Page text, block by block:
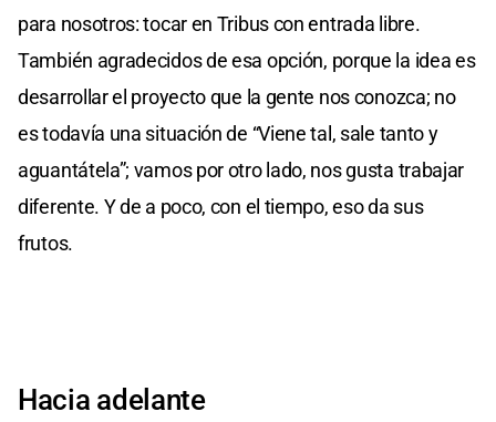
para nosotros: tocar en Tribus con entrada libre.
También agradecidos de esa opción, porque la idea es
desarrollar el proyecto que la gente nos conozca; no
es todavía una situación de “Viene tal, sale tanto y
aguantátela”; vamos por otro lado, nos gusta trabajar
diferente. Y de a poco, con el tiempo, eso da sus
frutos.
Hacia adelante